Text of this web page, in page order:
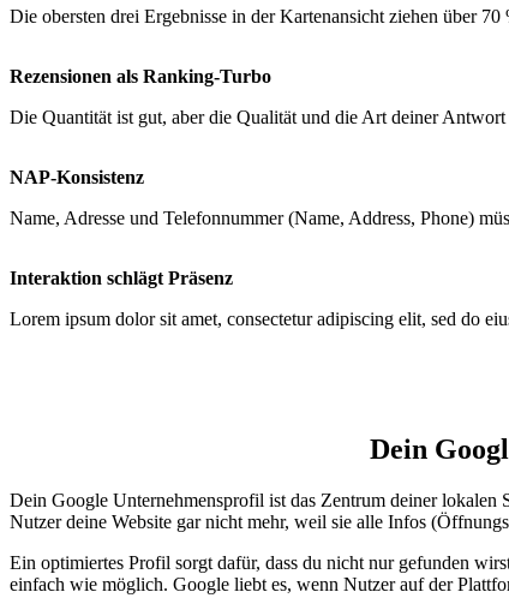
Die obersten drei Ergebnisse in der Kartenansicht ziehen über
Rezensionen als Ranking-Turbo
Die Quantität ist gut, aber die Qualität und die Art deiner
NAP-Konsistenz
Name, Adresse und Telefonnummer (Name, Address, Phone)
Interaktion schlägt Präsenz
Lorem ipsum dolor sit amet, consectetur adipiscing elit, sed do
Dein
Dein Google Unternehmensprofil ist das Zentrum deiner
Nutzer deine Website gar nicht mehr, weil sie alle Infos
Ein optimiertes Profil sorgt dafür, dass du nicht nur gefunden
einfach wie möglich. Google liebt es, wenn Nutzer auf der